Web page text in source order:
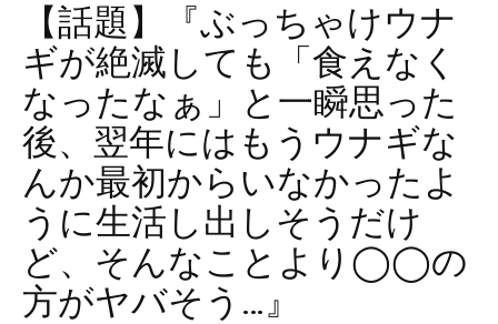
【話題】『ぶっちゃけウナ
ギが絶滅しても「食えなく
なったなぁ」と一瞬思った
後、翌年にはもうウナギな
んか最初からいなかったよ
うに生活し出しそうだけ
ど、そんなことより◯◯の
方がヤバそう…』